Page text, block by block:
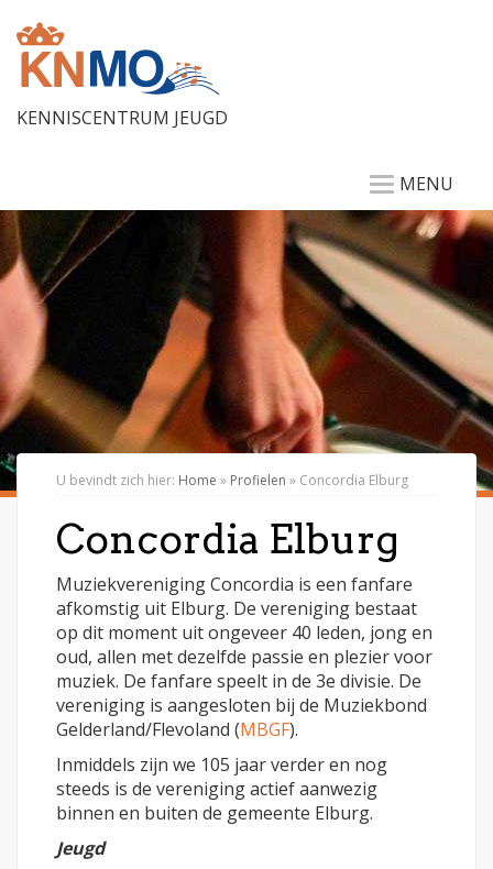
KENNISCENTRUM JEUGD
MENU
U bevindt zich hier: Home » Profielen » Concordia Elburg
Concordia Elburg
Muziekvereniging Concordia is een fanfare
afkomstig uit Elburg. De vereniging bestaat
op dit moment uit ongeveer 40 leden, jong en
oud, allen met dezelfde passie en plezier voor
muziek. De fanfare speelt in de 3e divisie. De
vereniging is aangesloten bij de Muziekbond
Gelderland/Flevoland (MBGF).
Inmiddels zijn we 105 jaar verder en nog
steeds is de vereniging actief aanwezig
binnen en buiten de gemeente Elburg.
Jeugd